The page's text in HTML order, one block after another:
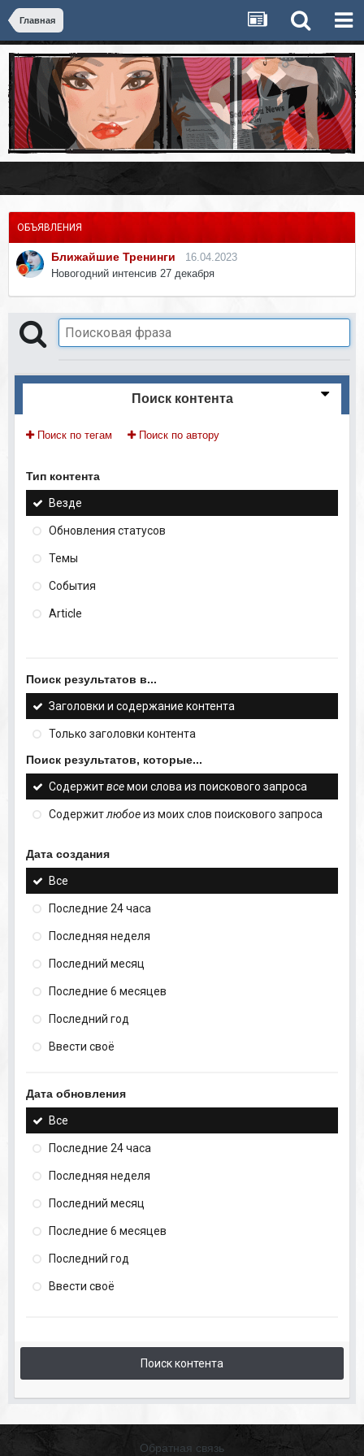
Главная
ОБЪЯВЛЕНИЯ
Ближайшие Тренинги
16.04.2023
Новогодний интенсив 27 декабря
Поиск контента
Поиск по тегам Поиск по автору
Тип контента
Везде
Обновления статусов
Темы
События
Article
Поиск результатов в...
Заголовки и содержание контента
Только заголовки контента
Поиск результатов, которые...
Содержитвсемои слова из поискового запроса
Содержитлюбоеиз моих слов поискового запроса
Дата создания
Все
Последние 24 часа
Последняя неделя
Последний месяц
Последние 6 месяцев
Последний год
Ввести своё
Дата обновления
Все
Последние 24 часа
Последняя неделя
Последний месяц
Последние 6 месяцев
Последний год
Ввести своё
Поиск контента
Обратная связь